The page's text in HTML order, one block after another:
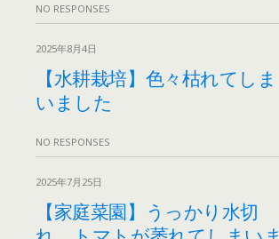
NO RESPONSES
2025年8月4日
【水耕栽培】色々枯れてしま
いました
NO RESPONSES
2025年7月25日
【家庭菜園】うっかり水切